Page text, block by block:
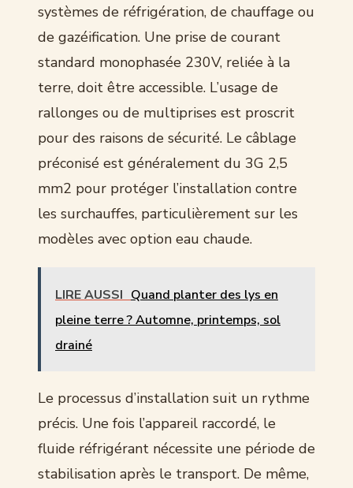
systèmes de réfrigération, de chauffage ou
de gazéification. Une prise de courant
standard monophasée 230V, reliée à la
terre, doit être accessible. L’usage de
rallonges ou de multiprises est proscrit
pour des raisons de sécurité. Le câblage
préconisé est généralement du 3G 2,5
mm2 pour protéger l’installation contre
les surchauffes, particulièrement sur les
modèles avec option eau chaude.
LIRE AUSSI Quand planter des lys en
pleine terre ? Automne, printemps, sol
drainé
Le processus d’installation suit un rythme
précis. Une fois l’appareil raccordé, le
fluide réfrigérant nécessite une période de
stabilisation après le transport. De même,